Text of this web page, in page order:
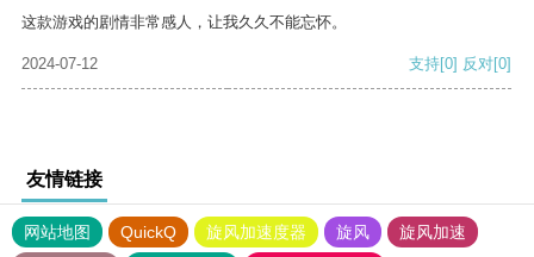
这款游戏的剧情非常感人，让我久久不能忘怀。
2024-07-12 支持[0] 反对[0]
友情链接
网站地图 QuickQ 旋风加速度器 旋风
旋风加速